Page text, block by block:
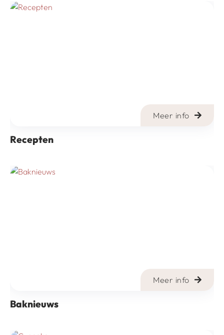
Meer info
Recepten
Meer info
Baknieuws